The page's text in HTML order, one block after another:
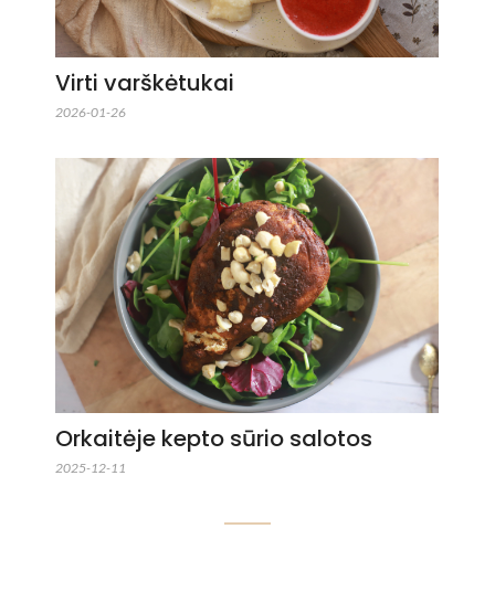
Virti varškėtukai
2026-01-26
Orkaitėje kepto sūrio salotos
2025-12-11